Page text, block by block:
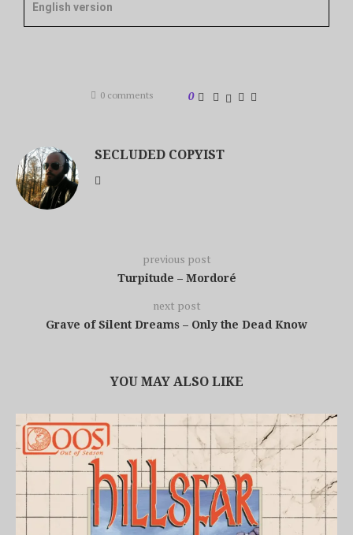
English version
0 comments 0
SECLUDED COPYIST
previous post
Turpitude – Mordoré
next post
Grave of Silent Dreams – Only the Dead Know
YOU MAY ALSO LIKE